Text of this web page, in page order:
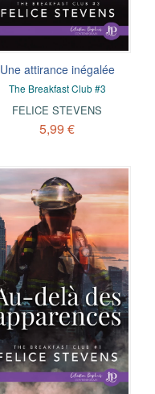
Une attirance inégalée
The Breakfast Club #3
FELICE STEVENS
5,99 €